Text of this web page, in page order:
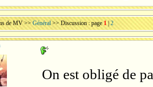
de MV>>Général>> Discussion : page 1|2
On est obligé de